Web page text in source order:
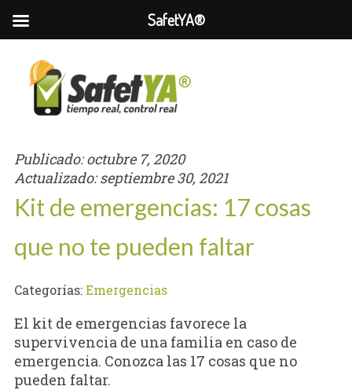
Publicado:octubre 7, 2020
Actualizado:septiembre 30, 2021
Kit de emergencias: 17 cosas
que no te pueden faltar
Categorías:Emergencias
El kit de emergencias favorece la
supervivencia de una familia en caso de
emergencia. Conozca las 17 cosas que no
pueden faltar.
SafetYA®